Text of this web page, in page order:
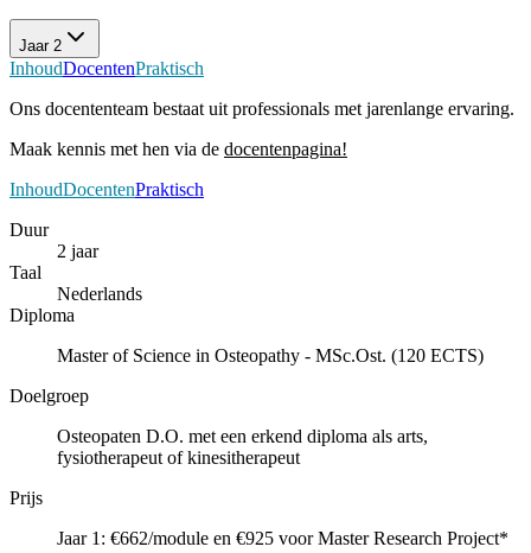
Jaar 2
InhoudDocentenPraktisch
Ons docententeam bestaat uit professionals met jarenlange ervaring.
Maak kennis met hen via de docentenpagina!
InhoudDocentenPraktisch
Duur
2 jaar
Taal
Nederlands
Diploma
Master of Science in Osteopathy - MSc.Ost. (120 ECTS)
Doelgroep
Osteopaten D.O. met een erkend diploma als arts,
fysiotherapeut of kinesitherapeut
Prijs
Jaar 1: €662/module en €925 voor Master Research Project*